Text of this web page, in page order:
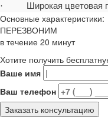
· Широкая цветовая
Основные характеристики:
ПЕРЕЗВОНИМ
в течение 20 минут
Хотите получить
Ваше имя
Ваш телефон